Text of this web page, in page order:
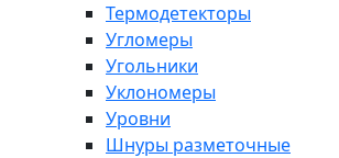
Термодетекторы
Угломеры
Угольники
Уклономеры
Уровни
Шнуры разметочные